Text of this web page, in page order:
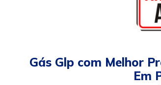
Gás Glp com Melhor
Em